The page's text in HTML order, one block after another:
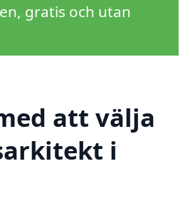
gratis och utan
att välja
i